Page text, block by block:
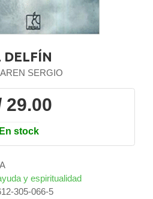
DELFÍN
SERGIO
29.00
En stock
y espiritualidad
305-066-5